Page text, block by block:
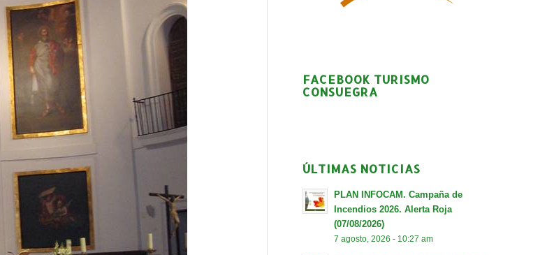
FACEBOOK TURISMO
CONSUEGRA
ÚLTIMAS NOTICIAS
PLAN INFOCAM. Campaña de
Incendios 2026. Alerta Roja
(07/08/2026)
7 agosto, 2026 - 10:27 am